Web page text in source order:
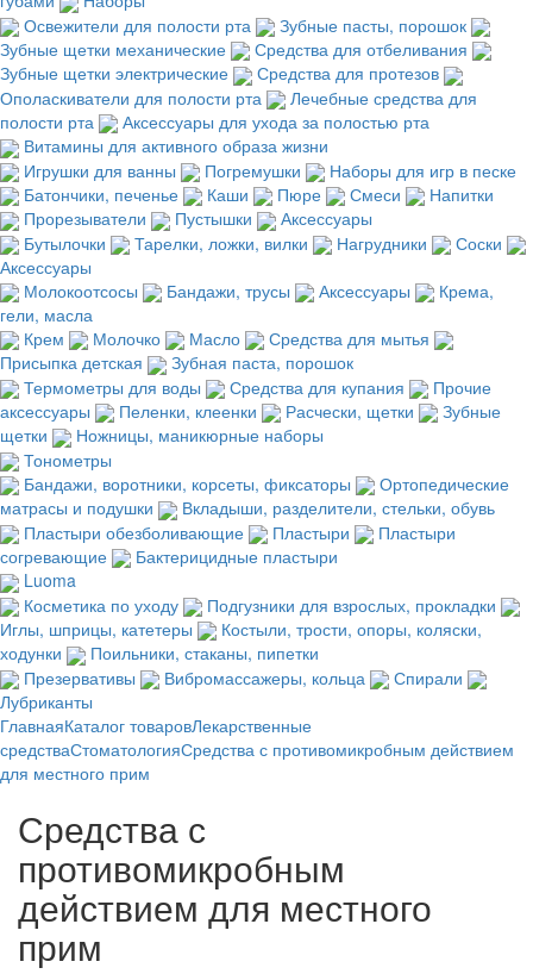
Освежители для полости рта
Зубные пасты, порошок
Зубные щетки механические
Средства для отбеливания
Зубные щетки электрические
Средства для протезов
Ополаскиватели для полости рта
Лечебные средства для
полости рта
Аксессуары для ухода за полостью рта
Витамины для активного образа жизни
Игрушки для ванны
Погремушки
Наборы для игр в песке
Батончики, печенье
Каши Пюре Смеси
Напитки
Прорезыватели
Пустышки
Аксессуары
Бутылочки
Тарелки, ложки, вилки Нагрудники
Соски
Аксессуары
Молокоотсосы
Бандажи, трусы Аксессуары
Крема,
гели, масла
Крем
Молочко Масло
Средства для мытья
Присыпка детская
Зубная паста, порошок
Термометры для воды
Средства для купания
Прочие
аксессуары
Пеленки, клеенки Расчески, щетки
Зубные
щетки
Ножницы, маникюрные наборы
Тонометры
Бандажи, воротники, корсеты, фиксаторы
Ортопедические
матрасы и подушки
Вкладыши, разделители, стельки, обувь
Пластыри обезболивающие
Пластыри
Пластыри
согревающие
Бактерицидные пластыри
Luoma
Косметика по уходу
Подгузники для взрослых, прокладки
Иглы, шприцы, катетеры
Костыли, трости, опоры, коляски,
ходунки
Поильники, стаканы, пипетки
Презервативы
Вибромассажеры, кольца
Спирали
Лубриканты
ГлавнаяКаталог товаровЛекарственные
средстваСтоматологияСредства с противомикробным действием
для местного прим
Средства с
противомикробным
действием для местного
прим